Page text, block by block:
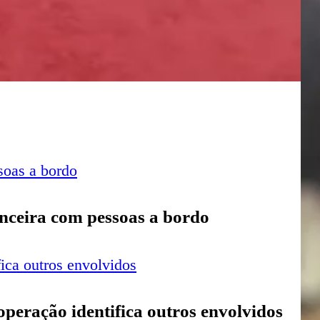
com pessoas a bordo
identifica outros envolvidos